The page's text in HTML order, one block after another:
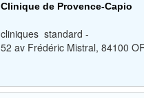
Clinique de Provence-Capio
cliniques standard -
52 av Frédéric Mistral, 84100